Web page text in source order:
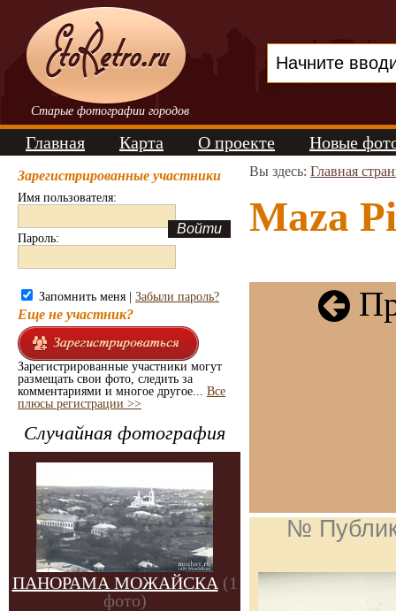
Старые фотографии городов
Главная Карта О проекте Новые
Зарегистрированные участники
Имя пользователя:
Пароль:
Запомнить меня | Забыли пароль?
Еще не участник?
Зарегистрированные участники могут
размещать свои фото, следить за
комментариями и многое другое... Все
плюсы регистрации >>
Случайная фотография
ПАНОРАМА МОЖАЙСКА (1
фото)
Вы здесь: Главная
Mazа
№